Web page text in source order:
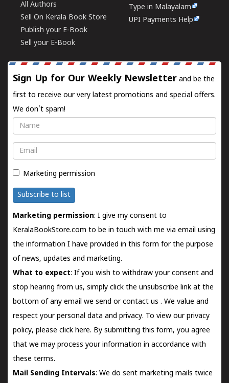
All Authors
Sell On Kerala Book Store
Publish your E-Book
Sell your E-Book
Type in Malayalam
UPI Payments Help
Sign Up for Our Weekly Newsletter and be the
first to receive our very latest promotions and special offers.
We don't spam!
Name
Email
Marketing permission
Subscribe to list
Marketing permission: I give my consent to
KeralaBookStore.com to be in touch with me via email using
the information I have provided in this form for the purpose
of news, updates and marketing.
What to expect: If you wish to withdraw your consent and
stop hearing from us, simply click the unsubscribe link at the
bottom of any email we send orcontact us . We value and
respect your personal data and privacy. To view our privacy
policy, please click here. By submitting this form, you agree
that we may process your information in accordance with
these terms.
Mail Sending Intervals: We do sent marketing mails twice